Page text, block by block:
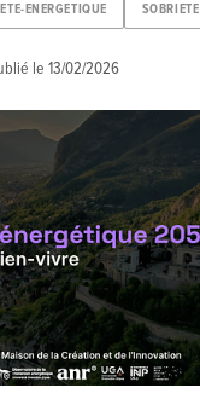
ENERGETIQUE SOBRIETE
le13/02/2026